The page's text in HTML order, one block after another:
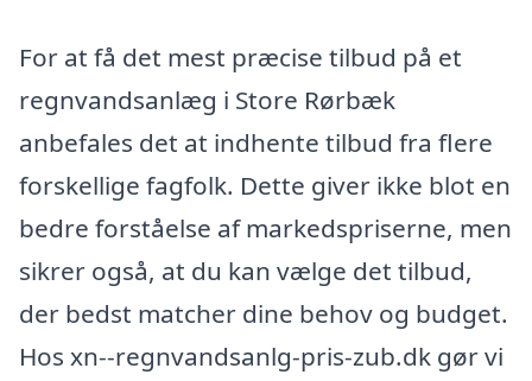
For at få det mest præcise tilbud på et
regnvandsanlæg i Store Rørbæk
anbefales det at indhente tilbud fra flere
forskellige fagfolk. Dette giver ikke blot en
bedre forståelse af markedspriserne, men
sikrer også, at du kan vælge det tilbud,
der bedst matcher dine behov og budget.
Hos xn--regnvandsanlg-pris-zub.dk gør vi